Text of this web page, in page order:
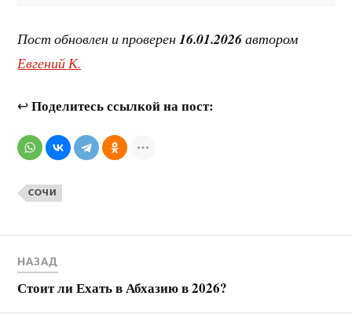
Пост обновлен и проверен16.01.2026автором
Евгений К.
↩Поделитесь ссылкой на пост:
СОЧИ
НАЗАД
Стоит ли Ехать в Абхазию в 2026?